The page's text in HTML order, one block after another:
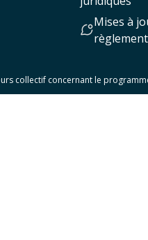
Mises à
règlement
collectif concernant le